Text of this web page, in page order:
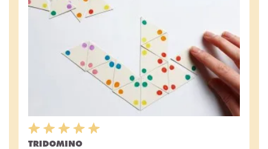
TRIDOMINO